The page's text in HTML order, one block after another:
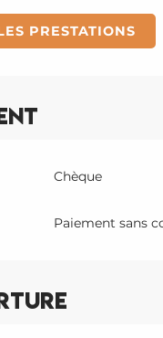
PRESTATIONS
Chèque
Paiement sans